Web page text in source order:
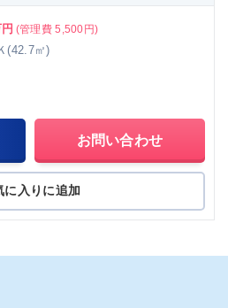
(管理費 5,500円)
(42.7㎡)
お問い合わせ
に入りに追加